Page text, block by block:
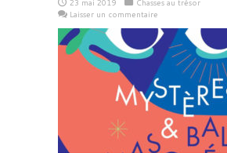
23 mai 2019
Chasses au trésor
Laisser un commentaire